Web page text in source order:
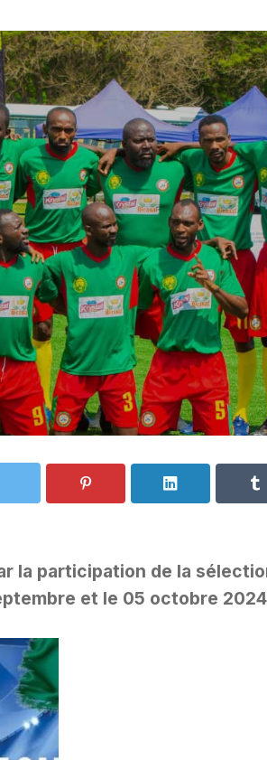
la participation de la
et le 05 octobre 2024